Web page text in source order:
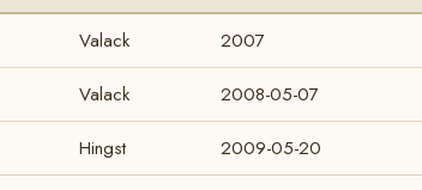
Valack 2007
Valack 2008-05-07
Hingst 2009-05-20